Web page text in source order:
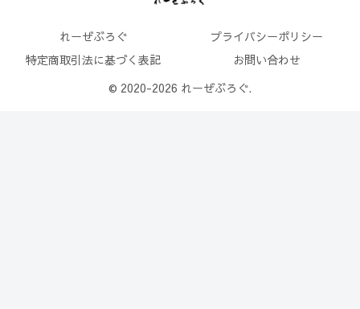
れーぜぶろぐ
プライバシーポリシー
特定商取引法に基づく表記
お問い合わせ
© 2020-2026 れーぜぶろぐ.